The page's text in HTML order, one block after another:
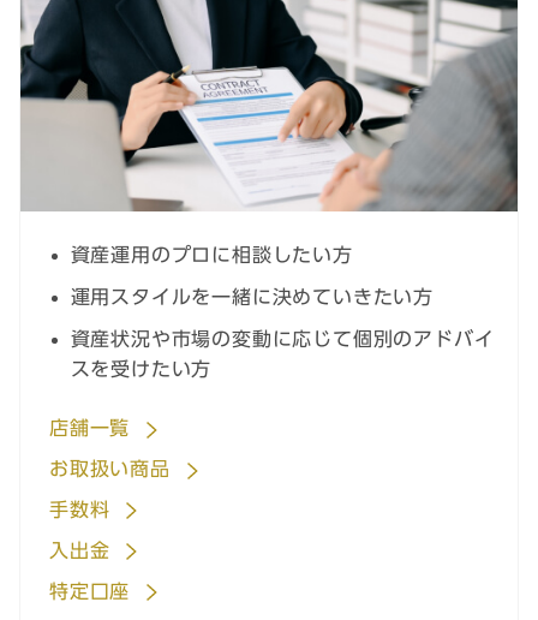
資産運用のプロに相談したい方
運用スタイルを一緒に決めていきたい方
資産状況や市場の変動に応じて個別のアドバイ
スを受けたい方
店舗一覧
お取扱い商品
手数料
入出金
特定口座